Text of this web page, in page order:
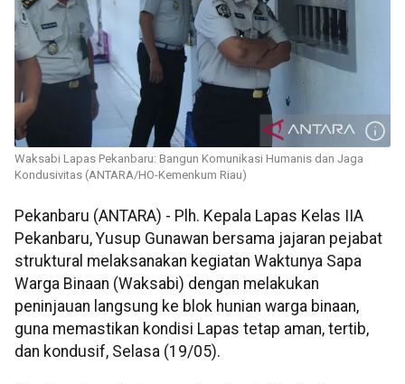
Waksabi Lapas Pekanbaru: Bangun Komunikasi Humanis dan Jaga
Kondusivitas (ANTARA/HO-Kemenkum Riau)
Pekanbaru (ANTARA) - Plh. Kepala Lapas Kelas IIA
Pekanbaru, Yusup Gunawan bersama jajaran pejabat
struktural melaksanakan kegiatan Waktunya Sapa
Warga Binaan (Waksabi) dengan melakukan
peninjauan langsung ke blok hunian warga binaan,
guna memastikan kondisi Lapas tetap aman, tertib,
dan kondusif, Selasa (19/05).